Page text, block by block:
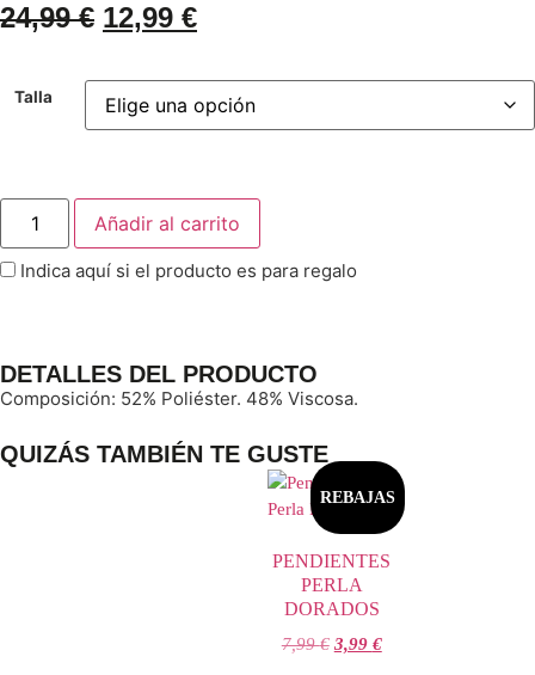
24,99€ 12,99 €
Talla
Añadir al carrito
Indica aquí si el producto es para regalo
DETALLES DEL PRODUCTO
Composición: 52% Poliéster. 48% Viscosa.
QUIZÁS TAMBIÉN TE GUSTE
REBAJAS
PENDIENTES
PERLA
DORADOS
7,99€ 3,99 €